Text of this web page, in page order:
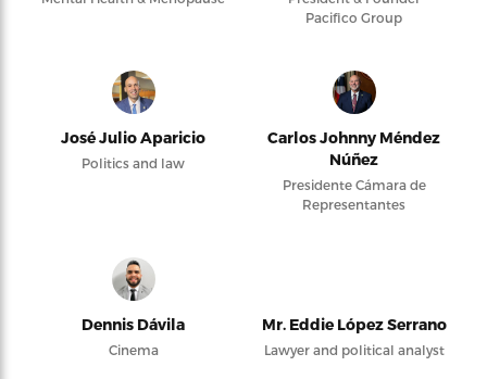
Pacifico Group
José Julio Aparicio
Politics and law
Carlos Johnny Méndez
Núñez
Presidente Cámara de
Representantes
Dennis Dávila
Cinema
Mr. Eddie López Serrano
Lawyer and political analyst